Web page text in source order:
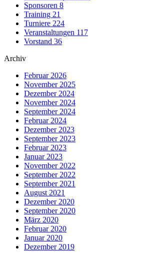
Sponsoren 8
Training 21
Turniere 224
Veranstaltungen 117
Vorstand 36
Archiv
Februar 2026
November 2025
Dezember 2024
November 2024
September 2024
Februar 2024
Dezember 2023
September 2023
Februar 2023
Januar 2023
November 2022
September 2022
September 2021
August 2021
Dezember 2020
September 2020
März 2020
Februar 2020
Januar 2020
Dezember 2019